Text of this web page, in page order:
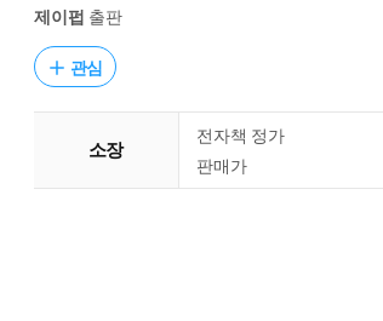
제이펍 출판
관심
소장
전자책 정가
판매가